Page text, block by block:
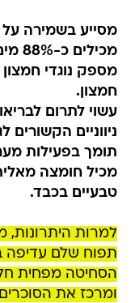
מסייע בשמירה על
מכילים כ-88% מים.
מספק נוגדי
חמצון.
עשוי לתרום
ניווניים הקשורים
תומך בפעילות
מכיל חומצה
טבעיים בכבד.
למרות היתרונות,
תפוח שלם עדיפה
הסחיטה מפחית
ומרכז את